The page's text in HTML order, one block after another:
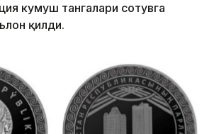
кумуш тангалари сотувга
қилди.